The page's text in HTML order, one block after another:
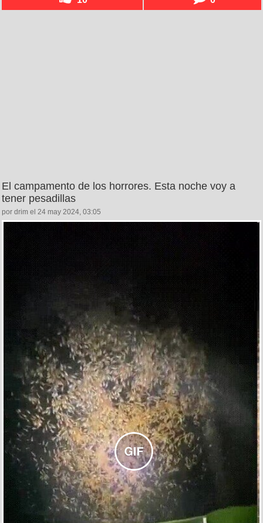
El campamento de los horrores. Esta noche voy a
tener pesadillas
por drim el 24 may 2024, 03:05